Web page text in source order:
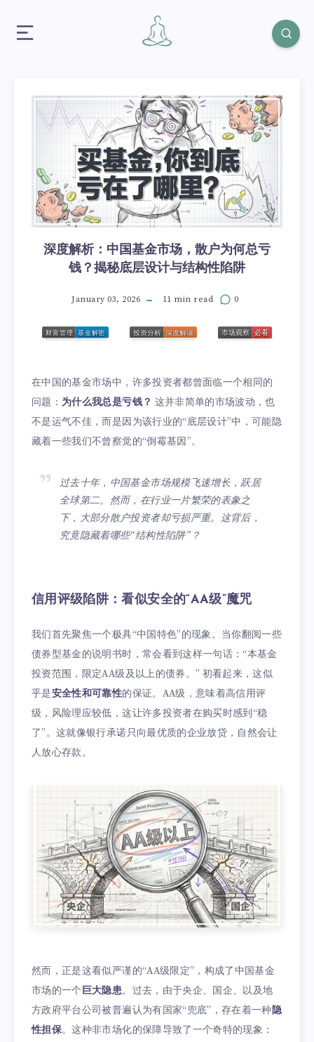
深度解析：中国基金市场，散户为何总亏
钱？揭秘底层设计与结构性陷阱
January 03, 2026 11 min read 0
在中国的基金市场中，许多投资者都曾面临一个相同的
问题：为什么我总是亏钱？ 这并非简单的市场波动，也
不是运气不佳，而是因为该行业的“底层设计”中，可能隐
藏着一些我们不曾察觉的“倒霉基因”。
过去十年，中国基金市场规模飞速增长，跃居
全球第二。然而，在行业一片繁荣的表象之
下，大部分散户投资者却亏损严重。这背后，
究竟隐藏着哪些“结构性陷阱”？
信用评级陷阱：看似安全的“AA级”魔咒
我们首先聚焦一个极具“中国特色”的现象。当你翻阅一些
债券型基金的说明书时，常会看到这样一句话：“本基金
投资范围，限定AA级及以上的债券。” 初看起来，这似
乎是安全性和可靠性的保证。AA级，意味着高信用评
级，风险理应较低，这让许多投资者在购买时感到“稳
了”。这就像银行承诺只向最优质的企业放贷，自然会让
人放心存款。
然而，正是这看似严谨的“AA级限定”，构成了中国基金
市场的一个巨大隐患。过去，由于央企、国企、以及地
方政府平台公司被普遍认为有国家“兜底”，存在着一种隐
性担保。这种非市场化的保障导致了一个奇特的现象：